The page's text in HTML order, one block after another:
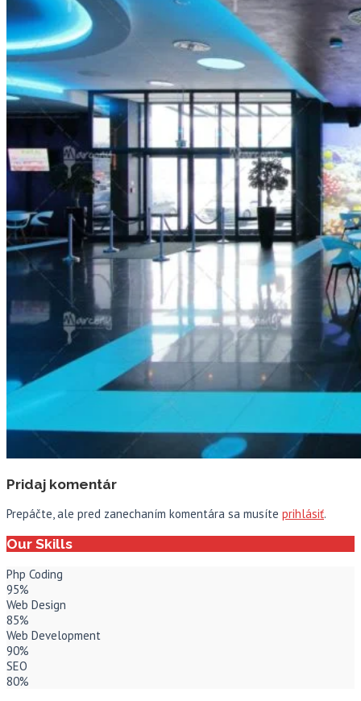
Pridaj komentár
Prepáčte, ale pred zanechaním komentára sa musíte prihlásiť.
Our Skills
Php Coding
95%
Web Design
85%
Web Development
90%
SEO
80%